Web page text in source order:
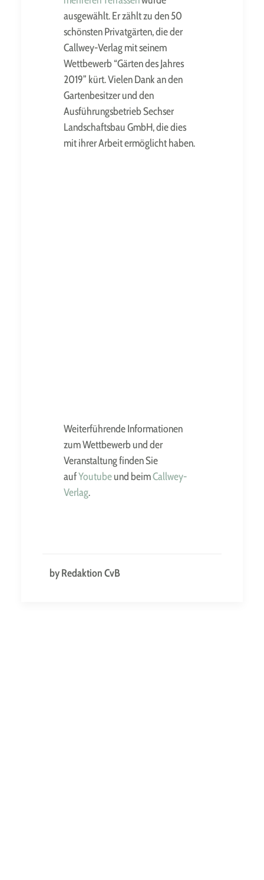
ausgewählt. Er zählt zu den 50
schönsten Privatgärten, die der
Callwey-Verlag mit seinem
Wettbewerb “Gärten des Jahres
2019” kürt. Vielen Dank an den
Gartenbesitzer und den
Ausführungsbetrieb Sechser
Landschaftsbau GmbH, die dies
mit ihrer Arbeit ermöglicht haben.
Weiterführende Informationen
zum Wettbewerb und der
Veranstaltung finden Sie
aufYoutubeund beimCallwey-
Verlag.
by Redaktion CvB